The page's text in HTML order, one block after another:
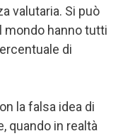
valutaria. Si può
mondo hanno tutti
di
la falsa idea di
quando in realtà